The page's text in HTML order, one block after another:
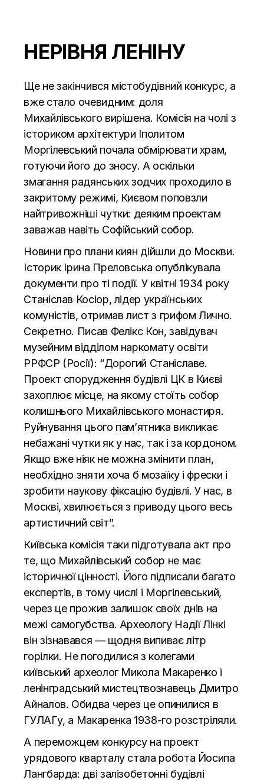
НЕРІВНЯ ЛЕНІНУ
Ще не закінчився містобудівний конкурс, а
вже стало очевидним: доля
Михайлівського вирішена. Комісія на чолі з
істориком архітектури Іполитом
Моргілевський почала обмірювати храм,
готуючи його до зносу. А оскільки
змагання радянських зодчих проходило в
закритому режимі, Києвом поповзли
найтривожніші чутки: деяким проектам
заважав навіть Софійський собор.
Новини про плани киян дійшли до Москви.
Історик Ірина Преловська опублікувала
документи про ті події. У квітні 1934 року
Станіслав Косіор, лідер українських
комуністів, отримав лист з грифом Лично.
Секретно. Писав Фелікс Кон, завідувач
музейним відділом наркомату освіти
РРФСР (Росії): “Дорогий Станіславе.
Проект спорудження будівлі ЦК в Києві
захоплює місце, на якому стоїть собор
колишнього Михайлівського монастиря.
Руйнування цього пам’ятника викликає
небажані чутки як у нас, так і за кордоном.
Якщо вже ніяк не можна змінити план,
необхідно зняти хоча б мозаїку і фрески і
зробити наукову фіксацію будівлі. У нас, в
Москві, хвилюється з приводу цього весь
артистичний світ”.
Київська комісія таки підготувала акт про
те, що Михайлівський собор не має
історичної цінності. Його підписали багато
експертів, в тому числі і Моргілевський,
через це прожив залишок своїх днів на
межі самогубства. Археологу Надії Лінкі
він зізнавався — щодня випиває літр
горілки. Не погодилися з колегами
київський археолог Микола Макаренко і
ленінградський мистецтвознавець Дмитро
Айналов. Обидва через це опинилися в
ГУЛАГу, а Макаренка 1938-го розстріляли.
А переможцем конкурсу на проект
урядового кварталу стала робота Йосипа
Лангбарда: дві залізобетонні будівлі